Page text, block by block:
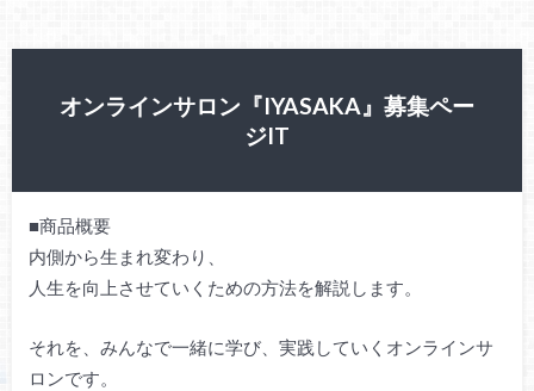
オンラインサロン『IYASAKA』募集ペー
ジIT
■商品概要
内側から生まれ変わり、
人生を向上させていくための方法を解説します。
それを、みんなで一緒に学び、実践していくオンラインサ
ロンです。